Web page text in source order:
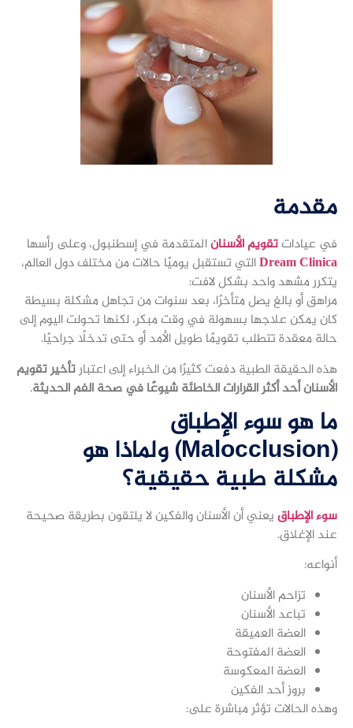
مقدمة
في عياداتتقويم الأسنانالمتقدمة في إسطنبول، وعلى رأسها
Dream Clinicaالتي تستقبل يوميًا حالات من مختلف دول العالم،
يتكرر مشهد واحد بشكل لافت:
مراهق أو بالغ يصل متأخرًا، بعد سنوات من تجاهل مشكلة بسيطة
كان يمكن علاجها بسهولة في وقت مبكر، لكنها تحولت اليوم إلى
حالة معقدة تتطلب تقويمًا طويل الأمد أو حتى تدخلًا جراحيًا.
هذه الحقيقة الطبية دفعت كثيرًا من الخبراء إلى اعتبارتأخير تقويم
الأسنان أحد أكثر القرارات الخاطئة شيوعًا في صحة الفم الحديثة.
ما هو سوء الإطباق
(Malocclusion) ولماذا هو
مشكلة طبية حقيقية؟
سوء الإطباقيعني أن الأسنان والفكين لا يلتقون بطريقة صحيحة
عند الإغلاق.
أنواعه:
تزاحم الأسنان
تباعد الأسنان
العضة العميقة
العضة المفتوحة
العضة المعكوسة
بروز أحد الفكين
وهذه الحالات تؤثر مباشرة على: